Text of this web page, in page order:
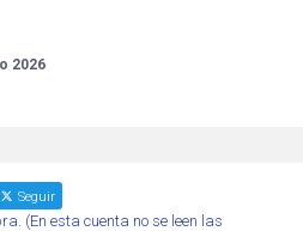
2026
Seguir
(En esta cuenta no se leen las